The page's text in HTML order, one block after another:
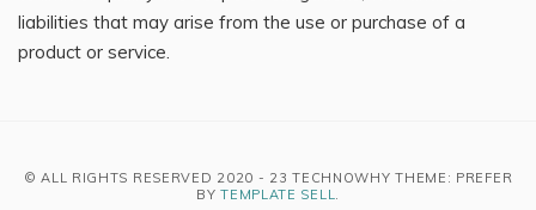
liabilities that may arise from the use or purchase of a
product or service.
© ALL RIGHTS RESERVED 2020 - 23 TECHNOWHY THEME: PREFER
BYTEMPLATE SELL.